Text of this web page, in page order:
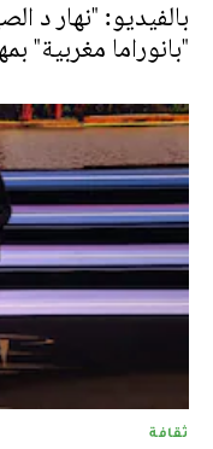
بالفيديو: "نهار د
"بانوراما مغربية"
ثقافة